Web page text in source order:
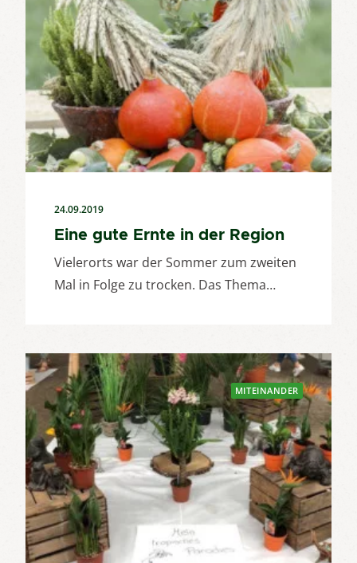
24.09.2019
Eine gute Ernte in der Region
Vielerorts war der Sommer zum zweiten
Mal in Folge zu trocken. Das Thema…
MITEINANDER